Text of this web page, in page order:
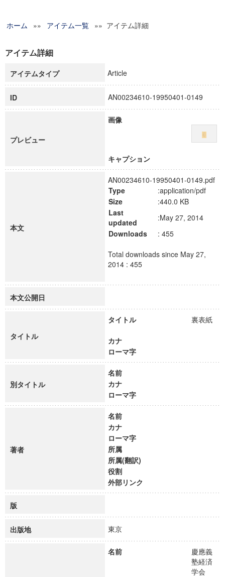
グローバルリサーチインスティテュート
科学研究費補助金研究成果報告書
慶應義塾大学グローバルCOEプログラム市民社会ガバナンス
慶應義塾大学グローバルCOEプログラム論理と感性の先端的
博士課程教育リーディングプログラム「超成熟社会発展のサ
学術雑誌掲載論文等(8)
ホーム »» アイテム一覧 »» アイテム詳細
アイテム詳細
アイテムタイプ Article
ID AN00234610-19950401-0149
プレビュー
画像
キャプション
本文
AN00234610-19950401-0149.pdf
Type
:application/pdf
Size
:440.0 KB
Last
updated
:May 27, 2014
Downloads
: 455
Total downloads since May 27,
2014 : 455
本文公開日
タイトル
タイトル 裏表紙
カナ
ローマ字
別タイトル
名前
カナ
ローマ字
著者
名前
カナ
ローマ字
所属
所属(翻訳)
役割
外部リンク
版
出版地 東京
名前
慶應義
塾経済
学会